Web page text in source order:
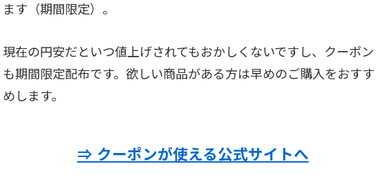
ます（期間限定）。
現在の円安だといつ値上げされてもおかしくないですし、クーポン
も期間限定配布です。欲しい商品がある方は早めのご購入をおすす
めします。
⇒ クーポンが使える公式サイトへ